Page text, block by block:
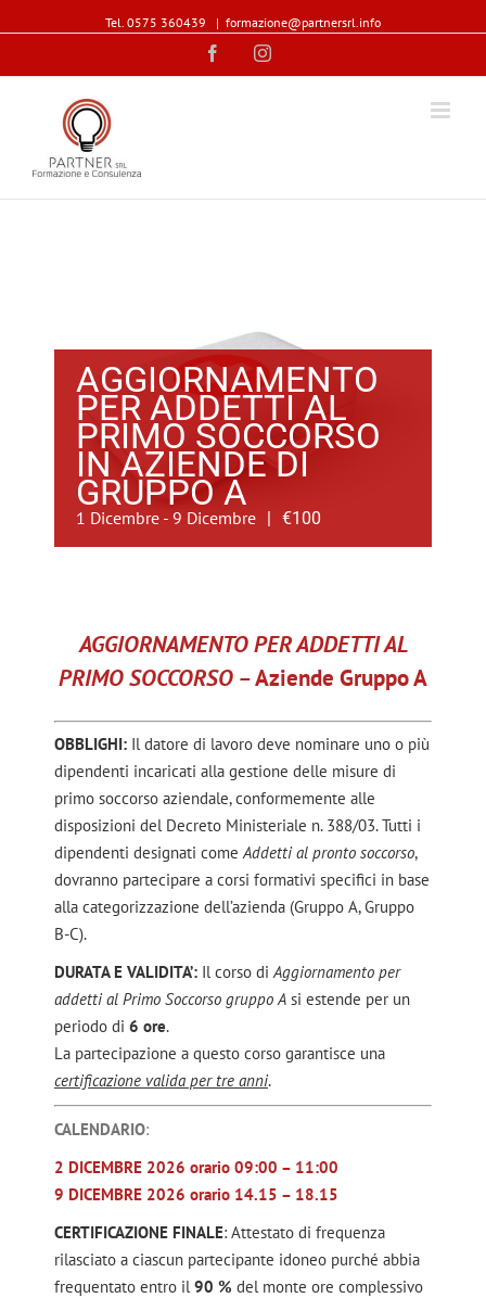
Tel. 0575 360439 | formazione@partnersrl.info
FacebookInstagram
AGGIORNAMENTO
PER ADDETTI AL
PRIMO SOCCORSO
IN AZIENDE DI
GRUPPO A
1 Dicembre - 9 Dicembre | €100
AGGIORNAMENTO PER ADDETTI AL
PRIMO SOCCORSO –Aziende Gruppo A
OBBLIGHI: Il datore di lavoro deve nominare uno o più
dipendenti incaricati alla gestione delle misure di
primo soccorso aziendale, conformemente alle
disposizioni del Decreto Ministeriale n. 388/03. Tutti i
dipendenti designati comeAddetti al pronto soccorso,
dovranno partecipare a corsi formativi specifici in base
alla categorizzazione dell’azienda (Gruppo A, Gruppo
B-C).
DURATA E VALIDITA’: Il corso diAggiornamento per
addetti al Primo Soccorso gruppo A si estende per un
periodo di 6 ore.
La partecipazione a questo corso garantisce una
certificazione valida per tre anni.
CALENDARIO:
2 DICEMBRE 2026 orario 09:00 – 11:00
9 DICEMBRE 2026 orario 14.15 – 18.15
CERTIFICAZIONE FINALE: Attestato di frequenza
rilasciato a ciascun partecipante idoneo purché abbia
frequentato entro il 90 % del monte ore complessivo